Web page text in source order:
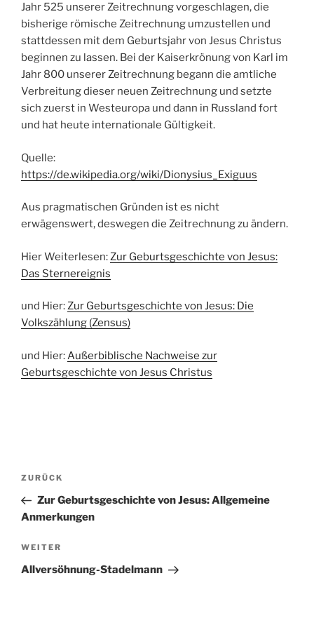
Jahr 525 unserer Zeitrechnung vorgeschlagen, die
bisherige römische Zeitrechnung umzustellen und
stattdessen mit dem Geburtsjahr von Jesus Christus
beginnen zu lassen. Bei der Kaiserkrönung von Karl im
Jahr 800 unserer Zeitrechnung begann die amtliche
Verbreitung dieser neuen Zeitrechnung und setzte
sich zuerst in Westeuropa und dann in Russland fort
und hat heute internationale Gültigkeit.
Quelle:
https://de.wikipedia.org/wiki/Dionysius_Exiguus
Aus pragmatischen Gründen ist es nicht
erwägenswert, deswegen die Zeitrechnung zu ändern.
Hier Weiterlesen:Zur Geburtsgeschichte von Jesus:
Das Sternereignis
und Hier:Zur Geburtsgeschichte von Jesus: Die
Volkszählung (Zensus)
und Hier:Außerbiblische Nachweise zur
Geburtsgeschichte von Jesus Christus
Beitragsnavigation
Vorheriger
Beitrag
ZURÜCK
Zur Geburtsgeschichte von Jesus: Allgemeine
Anmerkungen
Nächster
Beitrag
WEITER
Allversöhnung-Stadelmann